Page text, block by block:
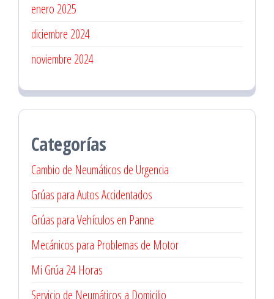
enero 2025
diciembre 2024
noviembre 2024
Categorías
Cambio de Neumáticos de Urgencia
Grúas para Autos Accidentados
Grúas para Vehículos en Panne
Mecánicos para Problemas de Motor
Mi Grúa 24 Horas
Servicio de Neumáticos a Domicilio